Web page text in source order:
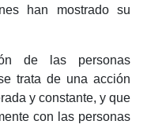
han mostrado su
de las personas
trata de una acción
y constante, y que
con las personas